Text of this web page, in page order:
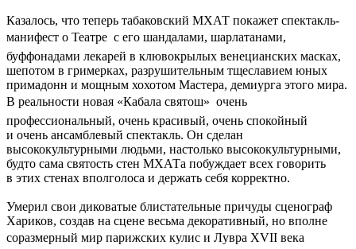
Казалось, что теперь табаковский МХАТ покажет спектакль-
манифест о Театре  с его шандалами, шарлатанами,
буффонадами лекарей в клювокрылых венецианских масках,
шепотом в гримерках, разрушительным тщеславием юных
примадонн и мощным хохотом Мастера, демиурга этого мира.
В реальности новая «Кабала святош»  очень
профессиональный, очень красивый, очень спокойный
и очень ансамблевый спектакль. Он сделан
высококультурными людьми, настолько высококультурными,
будто сама святость стен МХАТа побуждает всех говорить
в этих стенах вполголоса и держать себя корректно.
Умерил свои диковатые блистательные причуды сценограф
Хариков, создав на сцене весьма декоративный, но вполне
соразмерный мир парижских кулис и Лувра XVII века 